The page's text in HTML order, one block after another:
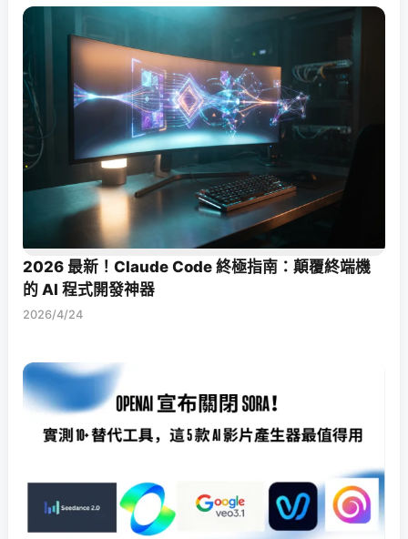
2026 最新！Claude Code 終極指南：顛覆終端機
的 AI 程式開發神器
2026/4/24